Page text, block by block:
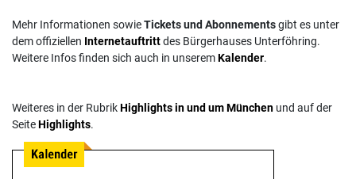
Mehr Informationen sowieTickets und Abonnementsgibt es unter
dem offiziellen Internetauftrittdes Bürgerhauses Unterföhring.
Weitere Infos finden sich auch in unseremKalender.
Weiteres in der RubrikHighlights in und um München und auf der
SeiteHighlights.